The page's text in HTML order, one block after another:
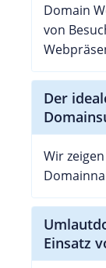
Domain
von
Der
Wir
Einsatz